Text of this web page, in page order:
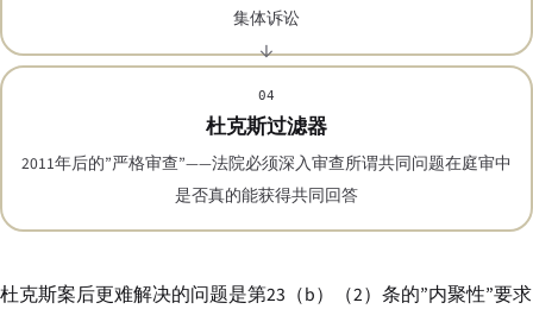
集体诉讼
04
杜克斯过滤器
2011年后的”严格审查”——法院必须深入审查所谓共同问题在庭审中
是否真的能获得共同回答
杜克斯案后更难解决的问题是第23（b）（2）条的”内聚性”要求